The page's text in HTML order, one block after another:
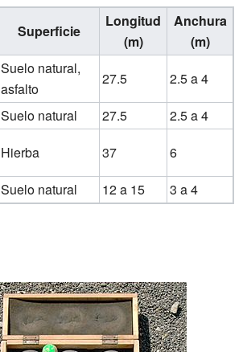
Superficie
Longitud
(m)
Anchura
(m)
Suelo natural,
asfalto
27.5
2.5 a 4
Suelo natural 27.5
2.5 a 4
Hierba 37
6
Suelo natural 12 a 15 3 a 4